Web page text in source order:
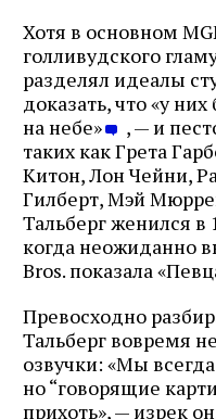
Хотя в основном
голливудского
разделял идеалы
доказать, что «у
на небе»
, — и
таких как Грета
Китон, Лон Чейни,
Гилберт, Мэй
Тальберг женился в
когда неожиданно
Bros. показала
Превосходно
Тальберг вовремя
озвучки: «Мы
но “говорящие
прихоть», — изрек
Журнал
Подпишитесь на
самые интересные